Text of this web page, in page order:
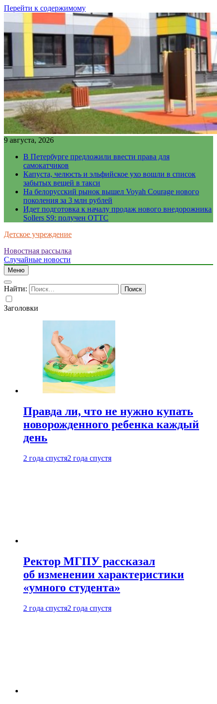
Перейти к содержимому
9 августа, 2026
В Петербурге предложили ввести права для
самокатчиков
Капуста, челюсть и эльфийское ухо вошли в список
забытых вещей в такси
На белорусский рынок вышел Voyah Courage нового
поколения за 3 млн рублей
Идет подготовка к началу продаж нового внедорожника
Sollers S9: получен ОТТС
Детское учреждение
Новостная рассылка
Случайные новости
Меню
Найти:
Заголовки
Правда ли, что не нужно купать
новорожденного ребенка каждый
день
2 года спустя2 года спустя
Ректор МГПУ рассказал
об изменении характеристики
«умного студента»
2 года спустя2 года спустя